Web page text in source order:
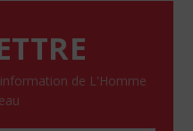
de L'Homme